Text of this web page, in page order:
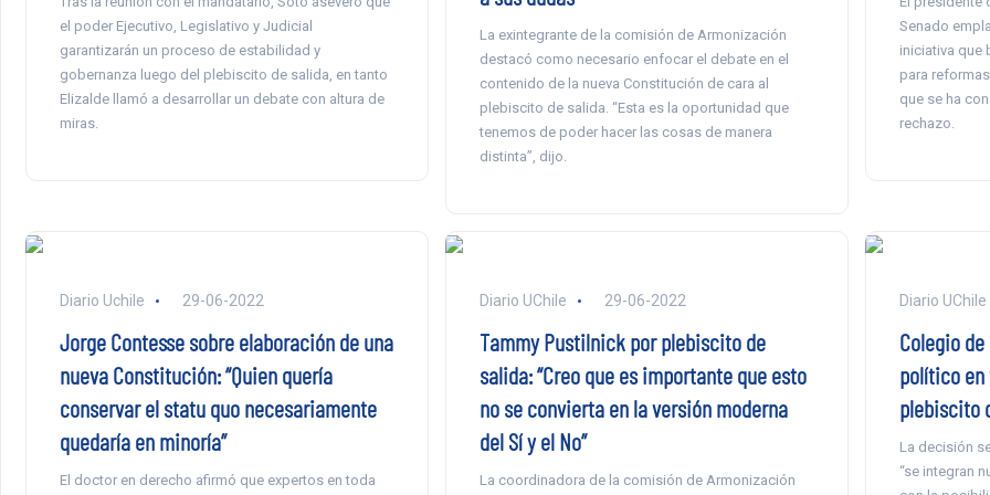
el poder Ejecutivo, Legislativo y Judicial
garantizarán un proceso de estabilidad y
gobernanza luego del plebiscito de salida, en tanto
Elizalde llamó a desarrollar un debate con altura de
miras.
La exintegrante de la comisión de Armonización
destacó como necesario enfocar el debate en el
contenido de la nueva Constitución de cara al
plebiscito de salida. “Esta es la oportunidad que
tenemos de poder hacer las cosas de manera
distinta”, dijo.
Senado
iniciativa que
para
que se ha
rechazo.
Diario Uchile 29-06-2022
Jorge Contesse sobre elaboración de una
nueva Constitución: “Quien quería
conservar el statu quo necesariamente
quedaría en minoría”
El doctor en derecho afirmó que expertos en toda
Diario UChile 29-06-2022
Tammy Pustilnick por plebiscito de
salida: “Creo que es importante que esto
no se convierta en la versión moderna
del Sí y el No”
La coordinadora de la comisión de Armonización
Diario UChile
Colegio
político en
plebiscito
La decisión
“se integran